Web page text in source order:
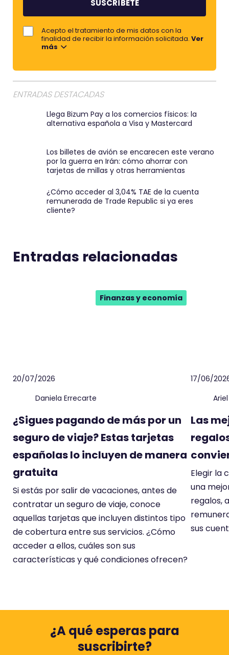
r
eo
a
Acepto el tratamiento de mis datos con la
finalidad de recibir la información solicitada. Ver
más
ENTRADAS DESTACADAS
Llega Bizum Pay a los comercios físicos: la
alternativa española a Visa y Mastercard
Los billetes de avión se encarecen este verano
por la guerra en Irán: cómo ahorrar con
tarjetas de millas y otras herramientas
¿Cómo acceder al 3,04% TAE de la cuenta
remunerada de Trade Republic si ya eres
cliente?
Entradas relacionadas
Finanzas y economía
20/07/2026
Daniela Errecarte
¿Sigues pagando de más por un
seguro de viaje? Estas tarjetas
españolas lo incluyen de manera
gratuita
Si estás por salir de vacaciones, antes de
contratar un seguro de viaje, conoce
aquellas tarjetas que incluyen distintos tipo
de cobertura entre sus servicios. ¿Cómo
acceder a ellos, cuáles son sus
características y qué condiciones ofrecen?
17/06/
Las
Elegir la
una
regalos,
sus
¿A qué esperas para
suscribirte?